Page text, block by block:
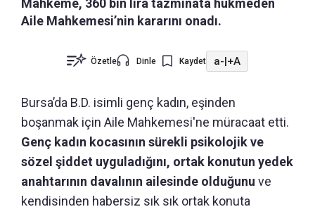
Mahkeme, 360 bin lira tazminata hükmeden
Aile Mahkemesi’nin kararını onadı.
Özetle Dinle Kaydet a-|+A
Bursa’da B.D. isimli genç kadın, eşinden
boşanmak için Aile Mahkemesi'ne müracaat etti.
Genç kadın kocasının sürekli psikolojik ve
sözel şiddet uyguladığını, ortak konutun yedek
anahtarının davalının ailesinde olduğunu ve
kendisinden habersiz sık sık ortak konuta